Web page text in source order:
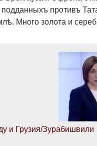
подданныхъ противъ
Много золота и
и Грузия/Зурабишвили